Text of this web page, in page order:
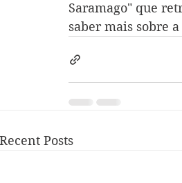
Saramago" que
saber mais sobre
Recent Posts